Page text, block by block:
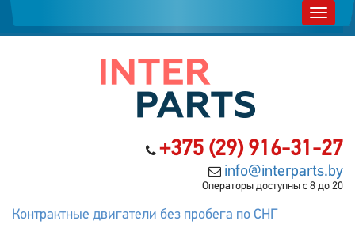
+375 (29) 916-31-27
info@interparts.by
Операторы доступны с 8 до 20
Контрактные двигатели без пробега по СНГ